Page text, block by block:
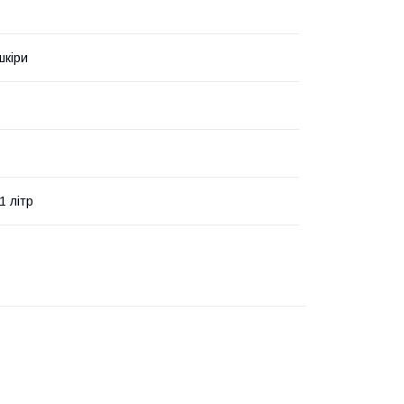
літр